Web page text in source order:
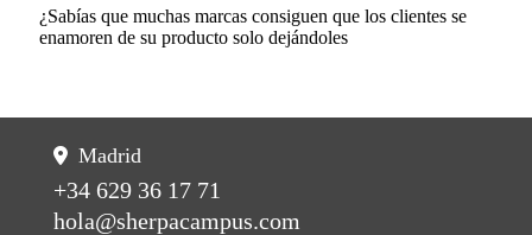
¿Sabías que muchas marcas consiguen que los clientes se
enamoren de su producto solo dejándoles
Madrid
+34 629 36 17 71
hola@sherpacampus.com